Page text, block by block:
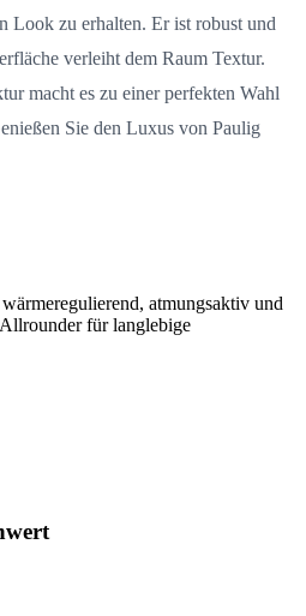
Look zu erhalten. Er ist robust und
verleiht dem Raum Textur.
macht es zu einer perfekten Wahl
Sie den Luxus von Paulig
atmungsaktiv und
für langlebige